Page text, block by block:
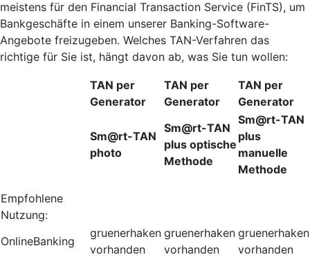
meistens für den Financial Transaction Service (FinTS), um
Bankgeschäfte in einem unserer Banking-Software-
Angebote freizugeben. Welches TAN-Verfahren das
richtige für Sie ist, hängt davon ab, was Sie tun wollen:
TAN per
Generator
TAN per
Generator
TAN per
Generator
Sm@rt-TAN
photo
Sm@rt-TAN
plus optische
Methode
Sm@rt-TAN
plus
manuelle
Methode
Empfohlene
Nutzung:
OnlineBanking
gruenerhaken
vorhanden
gruenerhaken
vorhanden
gruenerhaken
vorhanden